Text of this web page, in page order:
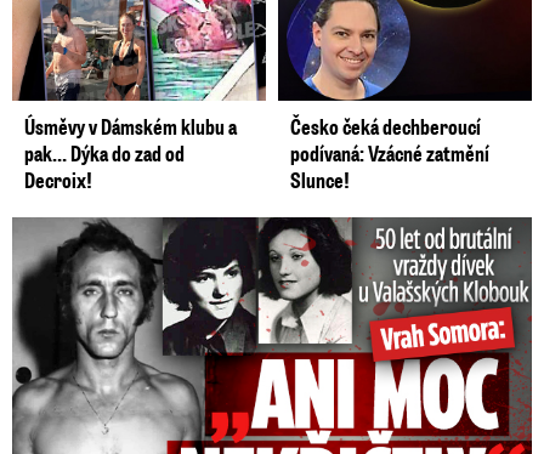
Úsměvy v Dámském klubu a
pak… Dýka do zad od
Decroix!
Česko čeká dechberoucí
podívaná: Vzácné zatmění
Slunce!
50 let od běsnění Somory: Těla dívek vrah ukryl na skládce